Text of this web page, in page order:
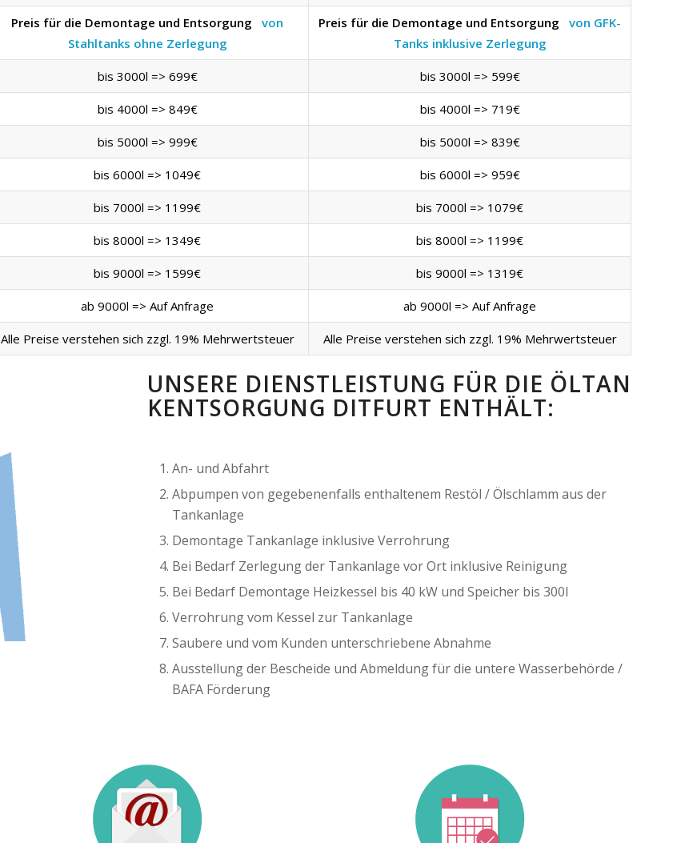
Preis für die Demontage und Entsorgung
von
Stahltanks ohne Zerlegung
Preis für die Demontage und Entsorgung
von GFK-
Tanks inklusive Zerlegung
bis 3000l => 699€ bis 3000l => 599€
bis 4000l => 849€ bis 4000l => 719€
bis 5000l => 999€ bis 5000l => 839€
bis 6000l => 1049€ bis 6000l => 959€
bis 7000l => 1199€ bis 7000l => 1079€
bis 8000l => 1349€ bis 8000l => 1199€
bis 9000l => 1599€ bis 9000l => 1319€
ab 9000l => Auf Anfrage ab 9000l => Auf Anfrage
Alle Preise verstehen sich zzgl. 19% Mehrwertsteuer Alle Preise verstehen sich zzgl. 19% Mehrwertsteuer
UNSERE DIENSTLEISTUNG FÜR DIE ÖLTAN
KENTSORGUNG DITFURT ENTHÄLT:
An- und Abfahrt
Abpumpen von gegebenenfalls enthaltenem Restöl / Ölschlamm aus der
Tankanlage
Demontage Tankanlage inklusive Verrohrung
Bei Bedarf Zerlegung der Tankanlage vor Ort inklusive Reinigung
Bei Bedarf Demontage Heizkessel bis 40 kW und Speicher bis 300l
Verrohrung vom Kessel zur Tankanlage
Saubere und vom Kunden unterschriebene Abnahme
Ausstellung der Bescheide und Abmeldung für die untere Wasserbehörde /
BAFA Förderung